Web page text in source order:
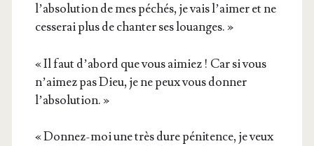
l’absolution de mes péchés, je vais l’aimer et ne
ces­se­rai plus de chan­ter ses louanges. »
« Il faut d’abord que vous aimiez ! Car si vous
n’aimez pas Dieu, je ne peux vous don­ner
l’absolution. »
« Don­nez-moi une très dure péni­tence, je veux